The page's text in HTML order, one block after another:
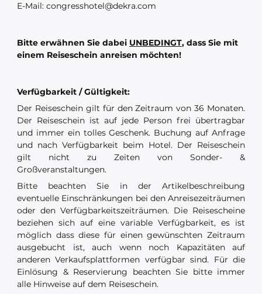
E-Mail: congresshotel@dekra.com
Bitte erwähnen Sie dabei UNBEDINGT, dass Sie mit
einem Reiseschein anreisen möchten!
Verfügbarkeit / Gültigkeit:
Der Reiseschein gilt für den Zeitraum von 36 Monaten.
Der Reiseschein ist auf jede Person frei übertragbar
und immer ein tolles Geschenk. Buchung auf Anfrage
und nach Verfügbarkeit beim Hotel. Der Reiseschein
gilt nicht zu Zeiten von Sonder- &
Großveranstaltungen.
Bitte beachten Sie in der Artikelbeschreibung
eventuelle Einschränkungen bei den Anreisezeiträumen
oder den Verfügbarkeitszeiträumen. Die Reisescheine
beziehen sich auf eine variable Verfügbarkeit, es ist
möglich dass diese für einen gewünschten Zeitraum
ausgebucht ist, auch wenn noch Kapazitäten auf
anderen Verkaufsplattformen verfügbar sind. Für die
Einlösung & Reservierung beachten Sie bitte immer
alle Hinweise auf dem Reiseschein.